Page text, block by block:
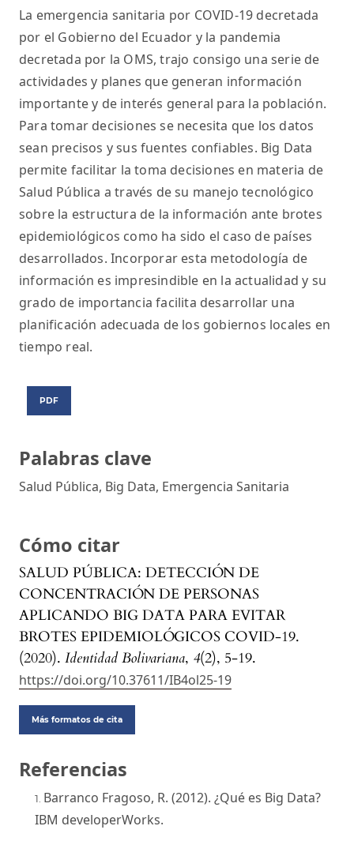
Palabras clave
Salud Pública, Big Data, Emergencia Sanitaria
Cómo citar
SALUD PÚBLICA: DETECCIÓN DE
CONCENTRACIÓN DE PERSONAS
APLICANDO BIG DATA PARA EVITAR
BROTES EPIDEMIOLÓGICOS COVID-19.
(2020). Identidad Bolivariana, 4(2), 5-19.
https://doi.org/10.37611/IB4ol25-19
Más formatos de cita
La emergencia sanitaria por COVID-19 decretada
por el Gobierno del Ecuador y la pandemia
decretada por la OMS, trajo consigo una serie de
actividades y planes que generan información
importante y de interés general para la población.
Para tomar decisiones se necesita que los datos
sean precisos y sus fuentes confiables. Big Data
permite facilitar la toma decisiones en materia de
Salud Pública a través de su manejo tecnológico
sobre la estructura de la información ante brotes
epidemiológicos como ha sido el caso de países
desarrollados. Incorporar esta metodología de
información es impresindible en la actualidad y su
grado de importancia facilita desarrollar una
planificación adecuada de los gobiernos locales en
tiempo real.
PDF
Referencias
Barranco Fragoso, R. (2012). ¿Qué es Big Data?
IBM developerWorks.